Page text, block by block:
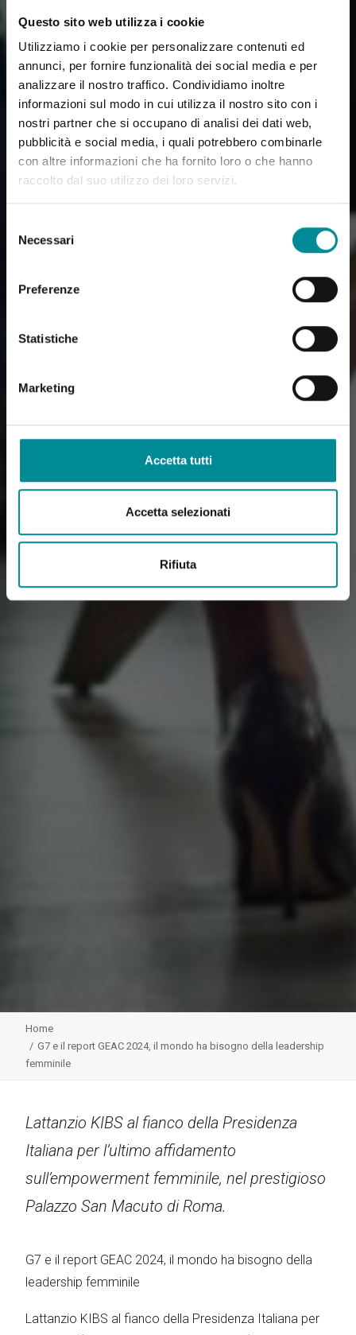
Questo sito web utilizza i cookie
Utilizziamo i cookie per personalizzare contenuti ed
annunci, per fornire funzionalità dei social media e per
analizzare il nostro traffico. Condividiamo inoltre
informazioni sul modo in cui utilizza il nostro sito con i
nostri partner che si occupano di analisi dei dati web,
pubblicità e social media, i quali potrebbero combinarle
con altre informazioni che ha fornito loro o che hanno
raccolto dal suo utilizzo dei loro servizi.
delNecessari
Preferenze
Statistiche
Marketing
Accetta tutti
Accetta selezionati
Rifiuta
Home
G7 e il report GEAC 2024, il mondo ha bisogno della leadership
femminile
Lattanzio KIBS al fianco della Presidenza
Italiana per l’ultimo affidamento
sull’empowerment femminile, nel prestigioso
Palazzo San Macuto di Roma.
G7 e il report GEAC 2024, il mondo ha bisogno della
leadership femminile
Lattanzio KIBS al fianco della Presidenza Italiana per